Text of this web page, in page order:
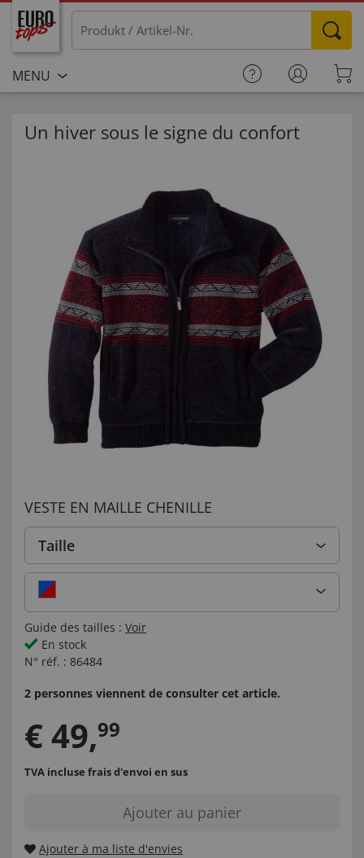
MENU
Un hiver sous le signe du confort
VESTE EN MAILLE CHENILLE
Taille
Guide des tailles : Voir
En stock
N° réf. : 86484
2 personnes viennent de consulter cet article.
€49,99
TVA incluse frais d'envoi en sus
Ajouter au panier
Ajouter à ma liste d'envies